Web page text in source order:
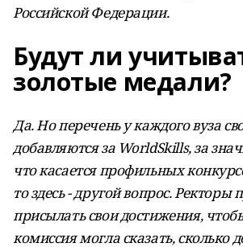
Российской Федерации.
Будут ли
золотые медали?
Да. Но перечень у каждого вуза
добавляются за WorldSkills, за
что касается профильных
то здесь - другой вопрос. Ректоры
присылать свои достижения,
комиссия могла сказать, сколько